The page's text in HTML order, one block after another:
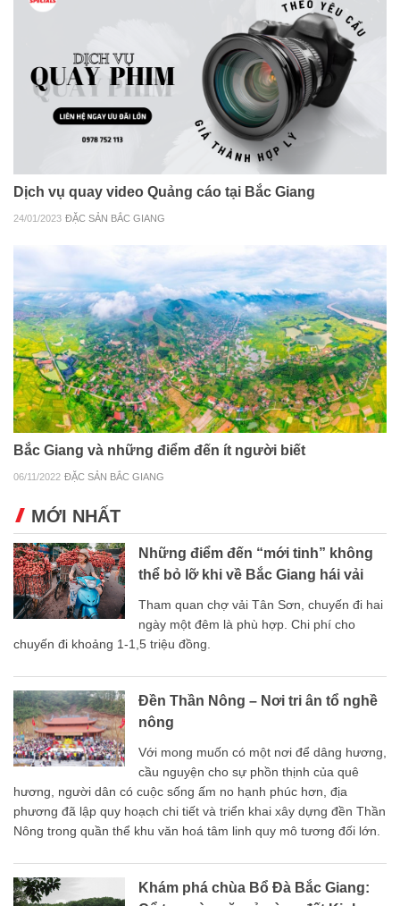
Dịch vụ quay video Quảng cáo tại Bắc Giang
24/01/2023 ĐẶC SẢN BẮC GIANG
Bắc Giang và những điểm đến ít người biết
06/11/2022 ĐẶC SẢN BẮC GIANG
MỚI NHẤT
Những điểm đến “mới tinh” không
thể bỏ lỡ khi về Bắc Giang hái vải
Tham quan chợ vải Tân Sơn, chuyến đi hai
ngày một đêm là phù hợp. Chi phí cho
chuyến đi khoảng 1-1,5 triệu đồng.
Đền Thần Nông – Nơi tri ân tổ nghề
nông
Với mong muốn có một nơi để dâng hương,
cầu nguyện cho sự phồn thịnh của quê
hương, người dân có cuộc sống ấm no hạnh phúc hơn, địa
phương đã lập quy hoạch chi tiết và triển khai xây dựng đền Thần
Nông trong quần thể khu văn hoá tâm linh quy mô tương đối lớn.
Khám phá chùa Bổ Đà Bắc Giang: